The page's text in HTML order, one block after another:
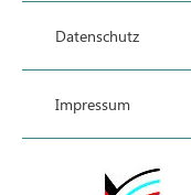
Datenschutz
Impressum